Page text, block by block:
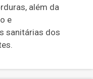
além da
e
sanitárias dos